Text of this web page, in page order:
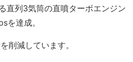
直列3気筒の直噴ターボエンジン
を達成。
削減しています。